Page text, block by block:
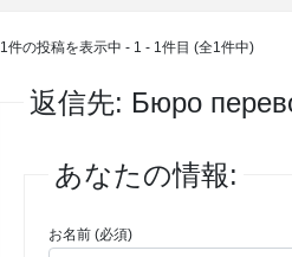
1件の投稿を表示中 - 1 - 1件目 (全1件中)
返信先: Бюро
あなたの情報:
お名前 (必須)